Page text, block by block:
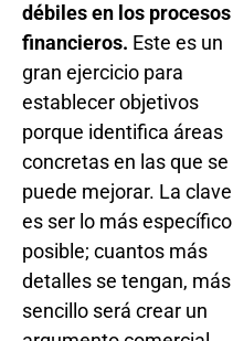
débiles en los procesos
financieros. Este es un
gran ejercicio para
establecer objetivos
porque identifica áreas
concretas en las que se
puede mejorar. La clave
es ser lo más específico
posible; cuantos más
detalles se tengan, más
sencillo será crear un